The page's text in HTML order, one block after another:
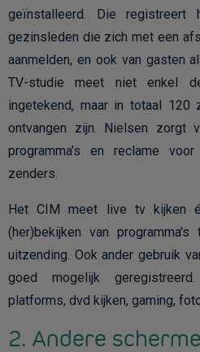
geïnstalleerd. Die registreert
gezinsleden die zich met een
aanmelden, en ook van gasten
TV-studie meet niet enkel
ingetekend, maar in totaal
ontvangen zijn. Nielsen zorgt
programma’s en reclame
zenders.
Het CIM meet live tv kijken
(her)bekijken van
uitzending. Ook ander gebruik
goed mogelijk
platforms, dvd kijken, gaming,
2. Andere